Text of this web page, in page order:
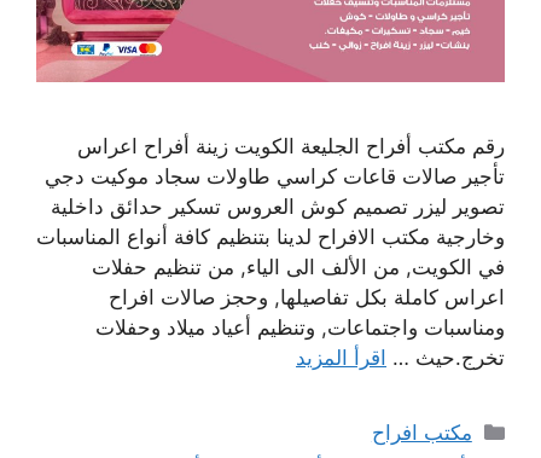
رقم مكتب أفراح الجليعة الكويت زينة أفراح اعراس
تأجير صالات قاعات كراسي طاولات سجاد موكيت دجي
تصوير ليزر تصميم كوش العروس تسكير حدائق داخلية
وخارجية مكتب الافراح لدينا بتنظيم كافة أنواع المناسبات
في الكويت, من الألف الى الياء, من تنظيم حفلات
اعراس كاملة بكل تفاصيلها, وحجز صالات افراح
ومناسبات واجتماعات, وتنظيم أعياد ميلاد وحفلات
تخرج.حيث … اقرأ المزيد
التصنيفات
مكتب افراح